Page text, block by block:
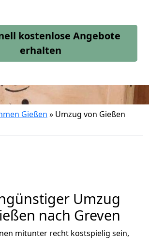
kostenlose Angebote
erhalten
Gießen » Umzug von Gießen
Umzug
nach Greven
mitunter recht kostspielig sein,